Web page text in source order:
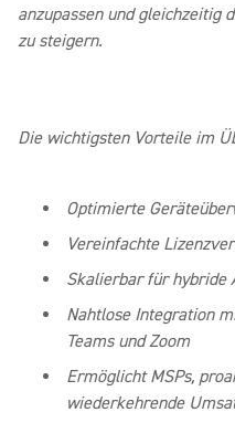
anzupassen und gleichzeitig
zu steigern.
Die wichtigsten Vorteile im
Optimierte
Vereinfachte
Skalierbar für hybride
Nahtlose Integration
Teams und Zoom
Ermöglicht MSPs,
wiederkehrende